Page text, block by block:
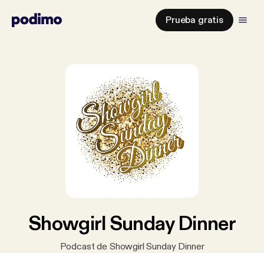
Prueba gratis
Showgirl Sunday Dinner
Podcast de Showgirl Sunday Dinner